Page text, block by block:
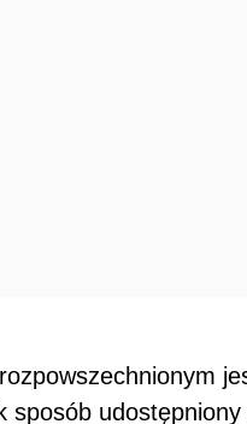
sposób udostępniony